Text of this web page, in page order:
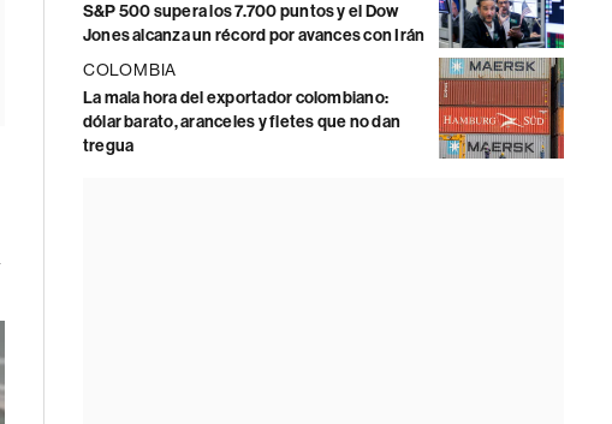
S&P 500 supera los 7.700 puntos y el Dow
Jones alcanza un récord por avances con Irán
COLOMBIA
La mala hora del exportador colombiano:
dólar barato, aranceles y fletes que no dan
tregua